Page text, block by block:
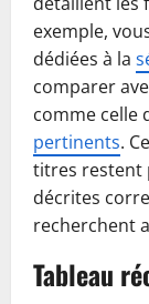
exemple,
dédiées à la
comparer
comme celle
pertinents.
titres restent
décrites
recherchent
Tableau